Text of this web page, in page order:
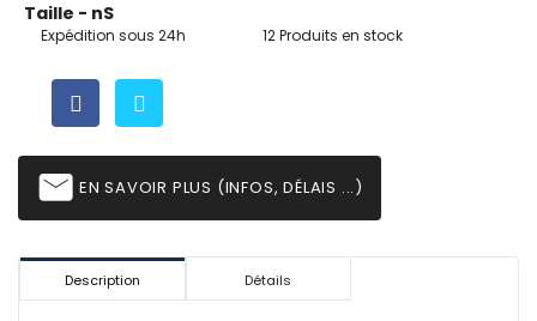
Taille - nS
Expédition sous 24h 12 Produits en stock
email EN SAVOIR PLUS (INFOS, DÉLAIS ...)
Description Détails